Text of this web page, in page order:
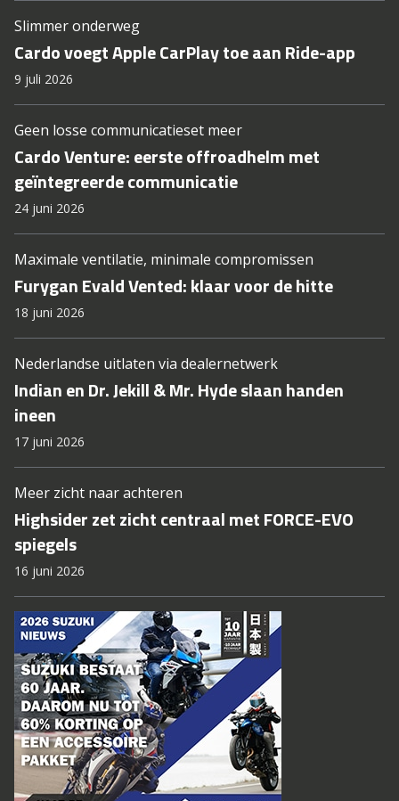
Slimmer onderweg
Cardo voegt Apple CarPlay toe aan Ride-app
9 juli 2026
Geen losse communicatieset meer
Cardo Venture: eerste offroadhelm met
geïntegreerde communicatie
24 juni 2026
Maximale ventilatie, minimale compromissen
Furygan Evald Vented: klaar voor de hitte
18 juni 2026
Nederlandse uitlaten via dealernetwerk
Indian en Dr. Jekill & Mr. Hyde slaan handen
ineen
17 juni 2026
Meer zicht naar achteren
Highsider zet zicht centraal met FORCE-EVO
spiegels
16 juni 2026